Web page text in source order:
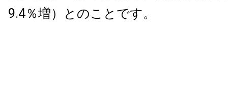
9.4％増）とのことです。